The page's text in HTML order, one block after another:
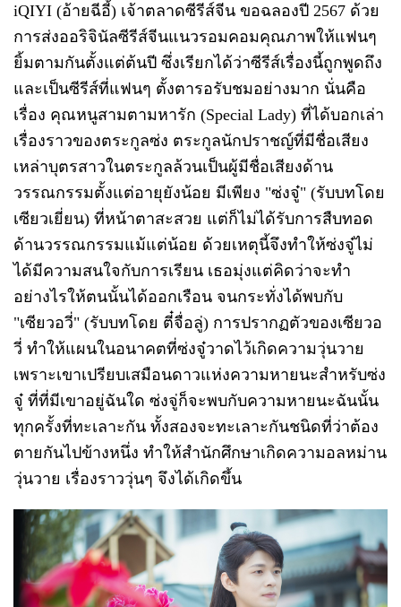
iQIYI (อ้ายฉีอี้) เจ้าตลาดซีรีส์จีน ขอฉลองปี 2567 ด้วย
การส่งออริจินัลซีรีส์จีนแนวรอมคอมคุณภาพให้แฟนๆ
ยิ้มตามกันตั้งแต่ต้นปี ซึ่งเรียกได้ว่าซีรีส์เรื่องนี้ถูกพูดถึง
และเป็นซีรีส์ที่แฟนๆ ตั้งตารอรับชมอย่างมาก นั่นคือ
เรื่อง คุณหนูสามตามหารัก (Special Lady) ที่ได้บอกเล่า
เรื่องราวของตระกูลซ่ง ตระกูลนักปราชญ์ที่มีชื่อเสียง
เหล่าบุตรสาวในตระกูลล้วนเป็นผู้มีชื่อเสียงด้าน
วรรณกรรมตั้งแต่อายุยังน้อย มีเพียง "ซ่งจู๋" (รับบทโดย
เซียวเยี่ยน) ที่หน้าตาสะสวย แต่ก็ไม่ได้รับการสืบทอด
ด้านวรรณกรรมแม้แต่น้อย ด้วยเหตุนี้จึงทำให้ซ่งจู๋ไม่
ได้มีความสนใจกับการเรียน เธอมุ่งแต่คิดว่าจะทำ
อย่างไรให้ตนนั้นได้ออกเรือน จนกระทั่งได้พบกับ
"เซียวอวี่" (รับบทโดย ตี๋จื่อลู่) การปรากฏตัวของเซียวอ
วี่ ทำให้แผนในอนาคตที่ซ่งจู๋วาดไว้เกิดความวุ่นวาย
เพราะเขาเปรียบเสมือนดาวแห่งความหายนะสำหรับซ่ง
จู๋ ที่ที่มีเขาอยู่ฉันใด ซ่งจู่ก็จะพบกับความหายนะฉันนั้น
ทุกครั้งที่ทะเลาะกัน ทั้งสองจะทะเลาะกันชนิดที่ว่าต้อง
ตายกันไปข้างหนึ่ง ทำให้สำนักศึกษาเกิดความอลหม่าน
วุ่นวาย เรื่องราววุ่นๆ จึงได้เกิดขึ้น